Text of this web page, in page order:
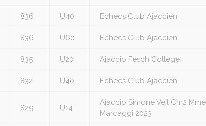
836 U40 Echecs Club Ajaccien
836 U60 Echecs Club Ajaccien
835 U20 Ajaccio Fesch Collège
832 U40 Echecs Club Ajaccien
829 U14
Ajaccio Simone Veil Cm2 Mme
Marcaggi 2023